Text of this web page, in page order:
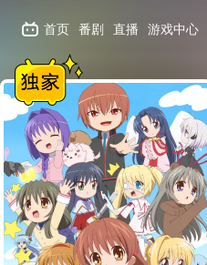
首页 番剧 直播 游戏中心